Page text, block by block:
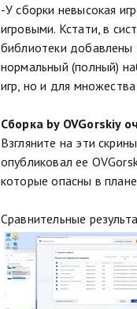
-У сборки невысокая
игровыми. Кстати, в
библиотеки добавлены
нормальный (полный)
игр, но и для
Сборка by OVGorskiy
Взгляните на эти
опубликовал ее
которые опасны в
Сравнительные